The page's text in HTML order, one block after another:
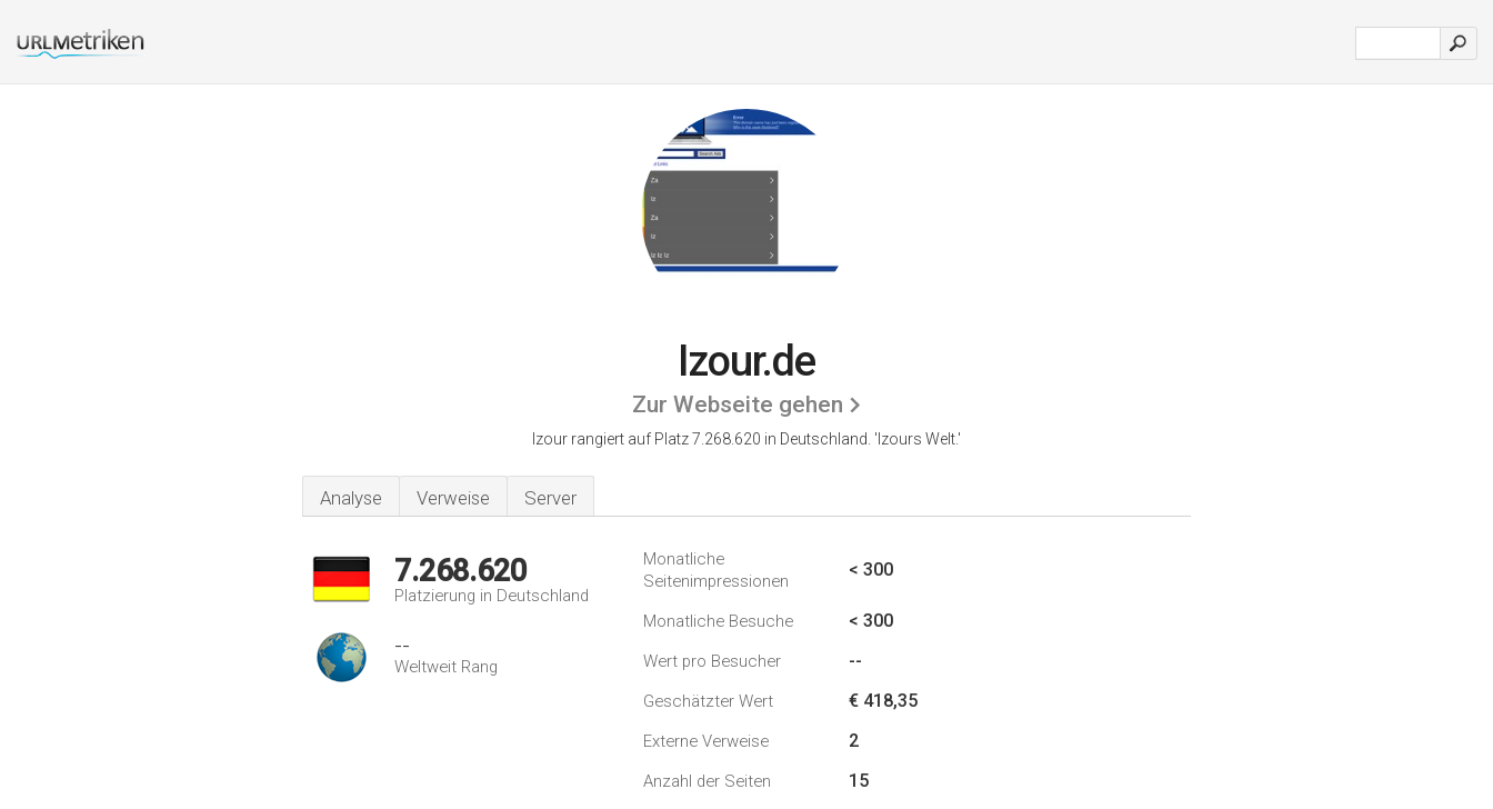
Izour.de
Zur Webseite gehen
Izour rangiert auf Platz 7.268.620 in Deutschland. 'Izours Welt.'
Analyse Verweise Server
7.268.620
Platzierung in Deutschland
--
Weltweit Rang
Monatliche
Seitenimpressionen
< 300
Monatliche Besuche < 300
Wert pro Besucher --
Geschätzter Wert € 418,35
Externe Verweise 2
Anzahl der Seiten 15